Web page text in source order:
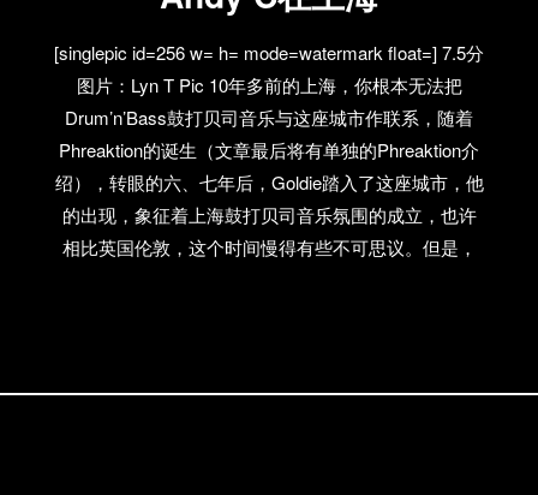
[singlepic id=256 w= h= mode=watermark float=] 7.5分
图片：Lyn T Pic 10年多前的上海，你根本无法把
Drum’n’Bass鼓打贝司音乐与这座城市作联系，随着
Phreaktion的诞生（文章最后将有单独的Phreaktion介
绍），转眼的六、七年后，Goldie踏入了这座城市，他
的出现，象征着上海鼓打贝司音乐氛围的成立，也许
相比英国伦敦，这个时间慢得有些不可思议。但是，